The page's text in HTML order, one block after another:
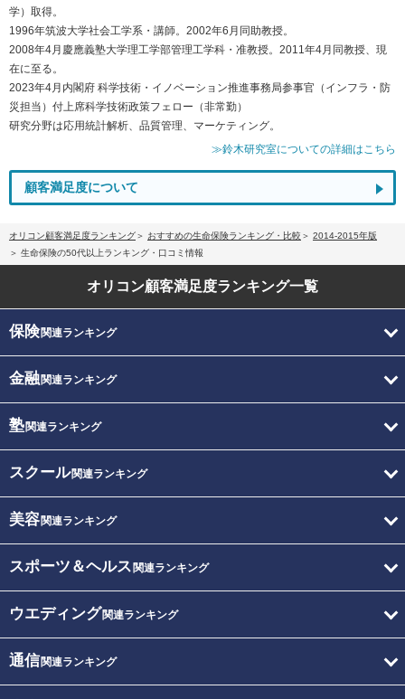
学）取得。
1996年筑波大学社会工学系・講師。2002年6月同助教授。
2008年4月慶應義塾大学理工学部管理工学科・准教授。2011年4月同教授、現
在に至る。
2023年4月内閣府 科学技術・イノベーション推進事務局参事官（インフラ・防
災担当）付上席科学技術政策フェロー（非常勤）
研究分野は応用統計解析、品質管理、マーケティング。
≫鈴木研究室についての詳細はこちら
顧客満足度について
オリコン顧客満足度ランキング おすすめの生命保険ランキング・比較
2014-2015年版
生命保険の50代以上ランキング・口コミ情報
オリコン顧客満足度ランキング一覧
保険関連ランキング
金融関連ランキング
塾関連ランキング
スクール関連ランキング
美容関連ランキング
スポーツ＆ヘルス 関連ランキング
ウエディング関連ランキング
通信関連ランキング